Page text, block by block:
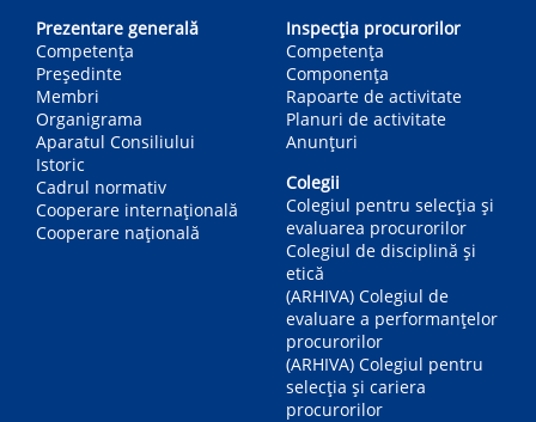
navigation
Prezentare generală
Competența
Președinte
Membri
Organigrama
Aparatul Consiliului
Istoric
Cadrul normativ
Cooperare internațională
Cooperare națională
Inspecția procurorilor
Competenţa
Componența
Rapoarte de activitate
Planuri de activitate
Anunțuri
Colegii
Colegiul pentru selecția și
evaluarea procurorilor
Colegiul de disciplină și
etică
(ARHIVA) Colegiul de
evaluare a performanțelor
procurorilor
(ARHIVA) Colegiul pentru
selecția și cariera
procurorilor